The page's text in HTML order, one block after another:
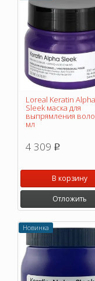
Loreal Keratin Alpha
Sleek маска для
выпрямления
мл
4 309 p
В корзину
Отложить
Новинка